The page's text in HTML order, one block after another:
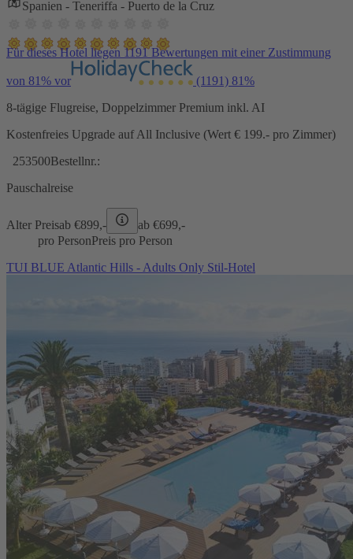
Spanien - Teneriffa - Puerto de la Cruz
Für dieses Hotel liegen 1191 Bewertungen mit einer Zustimmung
von 81% vor (1191) 81%
8-tägige Flugreise, Doppelzimmer Premium inkl. AI
Kostenfreies Upgrade auf All Inclusive (Wert € 199.- pro Zimmer)
253500Bestellnr.:
Pauschalreise
Alter Preisab €899,- ab €699,-
pro PersonPreis pro Person
TUI BLUE Atlantic Hills - Adults Only Stil-Hotel